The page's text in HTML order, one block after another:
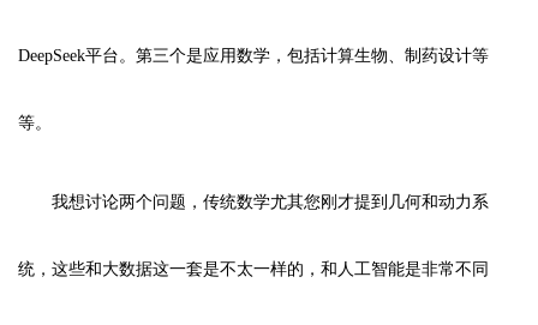
DeepSeek平台。第三个是应用数学，包括计算生物、制药设计等
等。
我想讨论两个问题，传统数学尤其您刚才提到几何和动力系
统，这些和大数据这一套是不太一样的，和人工智能是非常不同